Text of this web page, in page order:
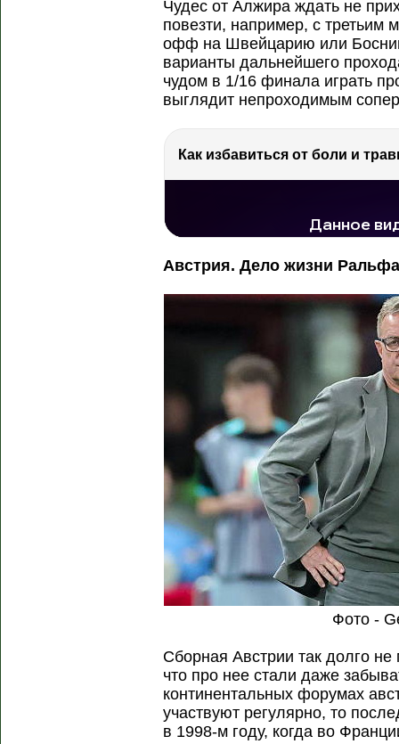
Чудес от Алжира ждать не
повезти, например, с третьим
офф на Швейцарию или
варианты дальнейшего
чудом в 1/16 финала играть
выглядит непроходимым
Как избавиться от боли и
Австрия. Дело жизни
Фото -
Сборная Австрии так долго
что про нее стали даже
континентальных форумах
участвуют регулярно, то
в 1998-м году, когда во